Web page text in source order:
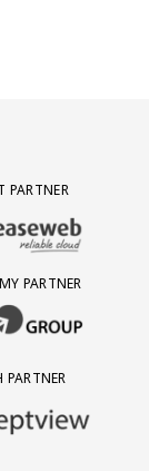
SOFTWARE
PARTNER
SHIRT PARTNER
PARTNER
ACADEMY
PARTNER
TECH PARTNER